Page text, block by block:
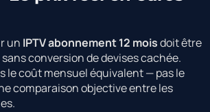
un IPTV abonnement 12 moisdoit être
conversion de devises cachée.
le coût mensuel équivalent — pas le
comparaison objective entre les